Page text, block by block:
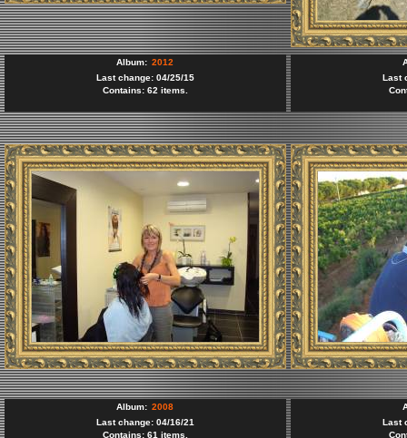
Album: 2012
Last change: 04/25/15
Contains: 62 items.
Last
Album: 2008
Last change: 04/16/21
Contains: 61 items.
Last